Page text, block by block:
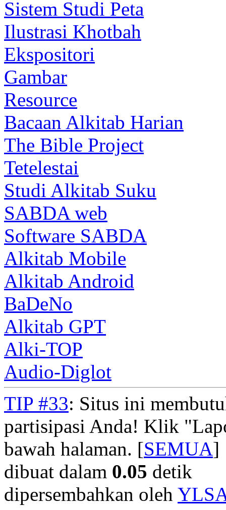
Sistem Studi Peta
Ilustrasi Khotbah
Ekspositori
Gambar
Resource
Bacaan Alkitab Harian
The Bible Project
Tetelestai
Studi Alkitab Suku
SABDA web
Software SABDA
Alkitab Mobile
Alkitab Android
BaDeNo
Alkitab GPT
Alki-TOP
Audio-Diglot
TIP #33: Situs ini
partisipasi Anda! Klik
bawah halaman. [SEMUA]
dibuat dalam 0.05 detik
dipersembahkan oleh